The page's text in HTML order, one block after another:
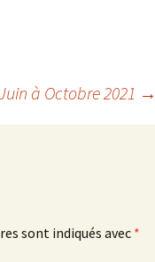
à Octobre 2021 →
sont indiqués avec *